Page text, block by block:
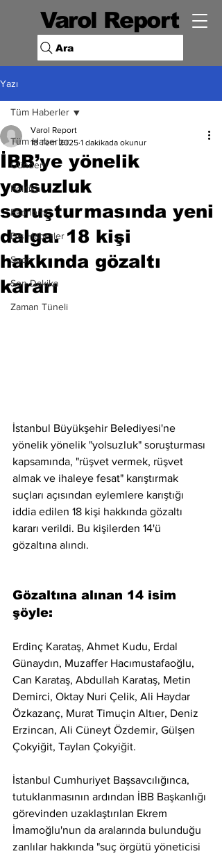
Varol Report
Ara
Yazı
Tüm Haberler
Gündem
Politika
Ekonomi
Dış Haberler
Spor
Son Dakika
Zaman Tüneli
Tüm Haberler
İBB’ye yönelik
yolsuzluk
soruşturmasında yeni
dalga. 18 kişi
hakkında gözaltı
kararı
Varol Report
18 Tem 2025 1 dakikada okunur
İstanbul Büyükşehir Belediyesi'ne
yönelik yönelik "yolsuzluk" soruşturması
kapsamında, "rüşvet vermek, rüşvet
almak ve ihaleye fesat" karıştırmak
suçları açısından eylemlere karıştığı
iddia edilen 18 kişi hakkında gözaltı
kararı verildi. Bu kişilerden 14'ü
gözaltına alındı.
Gözaltına alınan 14 isim
şöyle:
Erdinç Karataş, Ahmet Kudu, Erdal
Günaydın, Muzaffer Hacımustafaoğlu,
Can Karataş, Abdullah Karataş, Metin
Demirci, Oktay Nuri Çelik, Ali Haydar
Özkazanç, Murat Timuçin Altıer, Deniz
Erzincan, Ali Cüneyt Özdemir, Gülşen
Çokyiğit, Taylan Çokyiğit.
İstanbul Cumhuriyet Başsavcılığınca,
tutuklanmasının ardından İBB Başkanlığı
görevinden uzaklaştırılan Ekrem
İmamoğlu'nun da aralarında bulunduğu
zanlılar hakkında "suç örgütü yöneticisi